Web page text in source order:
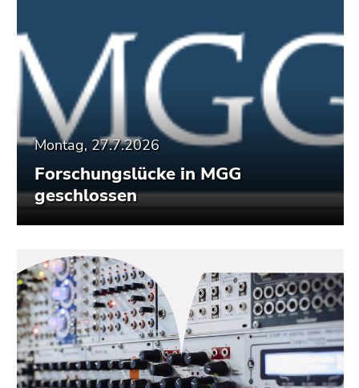
Montag, 27.7.2026
Forschungslücke in MGG
geschlossen